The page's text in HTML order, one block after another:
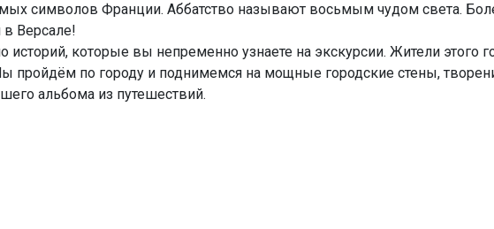
символов Франции. Аббатство называют восьмым чудом света.
Версале!
историй, которые вы непременно узнаете на экскурсии. Жители этого
пройдём по городу и поднимемся на мощные городские стены,
альбома из путешествий.